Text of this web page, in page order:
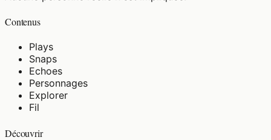
Contenus
Plays
Snaps
Echoes
Personnages
Explorer
Fil
Découvrir